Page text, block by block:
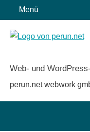
Inhalt
springen
Menü
Web- und
perun.net webwork